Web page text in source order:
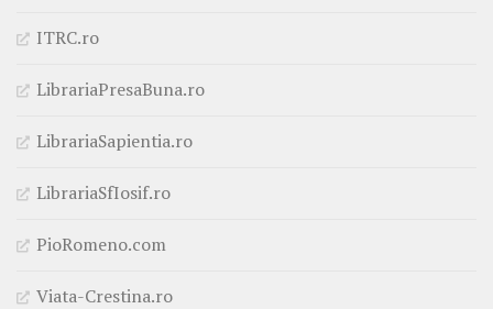
ITRC.ro
LibrariaPresaBuna.ro
LibrariaSapientia.ro
LibrariaSfIosif.ro
PioRomeno.com
Viata-Crestina.ro